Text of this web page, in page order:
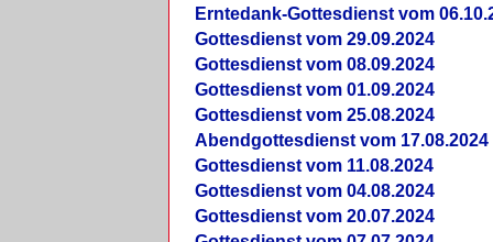
Erntedank-Gottesdienst vom
Gottesdienst vom 29.09.2024
Gottesdienst vom 08.09.2024
Gottesdienst vom 01.09.2024
Gottesdienst vom 25.08.2024
Abendgottesdienst vom 17.08.2024
Gottesdienst vom 11.08.2024
Gottesdienst vom 04.08.2024
Gottesdienst vom 20.07.2024